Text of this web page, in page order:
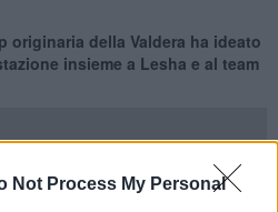
Not Process My Personal
originaria della Valdera ha ideato
insieme a Lesha e al team